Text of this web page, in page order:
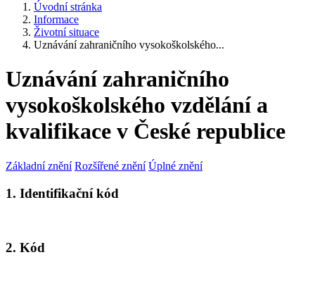
Úvodní stránka
Informace
Životní situace
Uznávání zahraničního vysokoškolského...
Uznávání zahraničního
vysokoškolského vzdělání a
kvalifikace v České republice
Základní znění Rozšířené znění Úplné znění
1. Identifikační kód
2. Kód